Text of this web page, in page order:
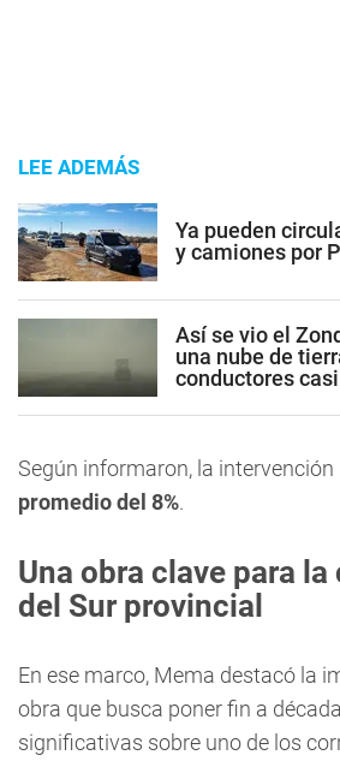
LEE ADEMÁS
Ya pueden
y camiones por
Así se vio el
una nube de
conductores
Según informaron, la intervención
promedio del 8%.
Una obra clave para
del Sur provincial
En ese marco, Mema destacó la
obra que busca poner fin a
significativas sobre uno de los